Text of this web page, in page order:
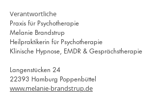
Verantwortliche
Praxis für Psychotherapie
Melanie Brandstrup
Heilpraktikerin für Psychotherapie
Klinische Hypnose, EMDR & Gesprächstherapie
Langenstücken 24
22393 Hamburg Poppenbüttel
www.melanie-brandstrup.de